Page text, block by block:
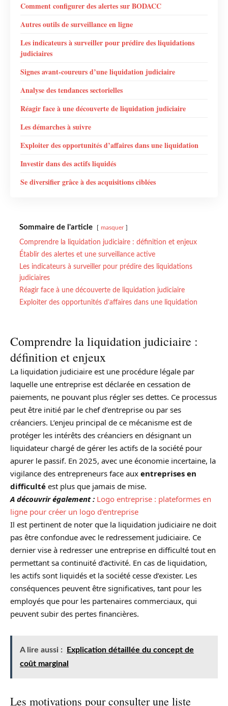
Comment configurer des alertes sur BODACC
Autres outils de surveillance en ligne
Les indicateurs à surveiller pour prédire des liquidations
judiciaires
Signes avant-coureurs d’une liquidation judiciaire
Analyse des tendances sectorielles
Réagir face à une découverte de liquidation judiciaire
Les démarches à suivre
Exploiter des opportunités d’affaires dans une liquidation
Investir dans des actifs liquidés
Se diversifier grâce à des acquisitions ciblées
Sommaire de l'article masquer
Comprendre la liquidation judiciaire : définition et enjeux
Établir des alertes et une surveillance active
Les indicateurs à surveiller pour prédire des liquidations
judiciaires
Réagir face à une découverte de liquidation judiciaire
Exploiter des opportunités d’affaires dans une liquidation
Comprendre la liquidation judiciaire :
définition et enjeux
La liquidation judiciaire est une procédure légale par
laquelle une entreprise est déclarée en cessation de
paiements, ne pouvant plus régler ses dettes. Ce processus
peut être initié par le chef d’entreprise ou par ses
créanciers. L’enjeu principal de ce mécanisme est de
protéger les intérêts des créanciers en désignant un
liquidateur chargé de gérer les actifs de la société pour
apurer le passif. En 2025, avec une économie incertaine, la
vigilance des entrepreneurs face aux entreprises en
difficulté est plus que jamais de mise.
A découvrir également : Logo entreprise : plateformes en
ligne pour créer un logo d'entreprise
Il est pertinent de noter que la liquidation judiciaire ne doit
pas être confondue avec le redressement judiciaire. Ce
dernier vise à redresser une entreprise en difficulté tout en
permettant sa continuité d’activité. En cas de liquidation,
les actifs sont liquidés et la société cesse d’exister. Les
conséquences peuvent être significatives, tant pour les
employés que pour les partenaires commerciaux, qui
peuvent subir des pertes financières.
A lire aussi :
Explication détaillée du concept de
coût marginal
Les motivations pour consulter une liste